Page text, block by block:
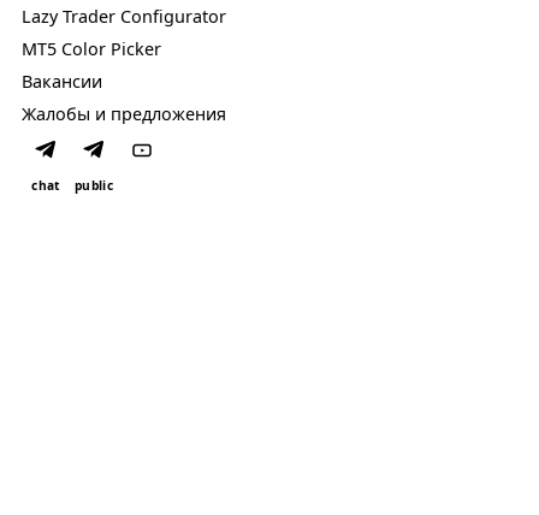
Lazy Trader Configurator
MT5 Color Picker
Вакансии
Жалобы и предложения
chat public